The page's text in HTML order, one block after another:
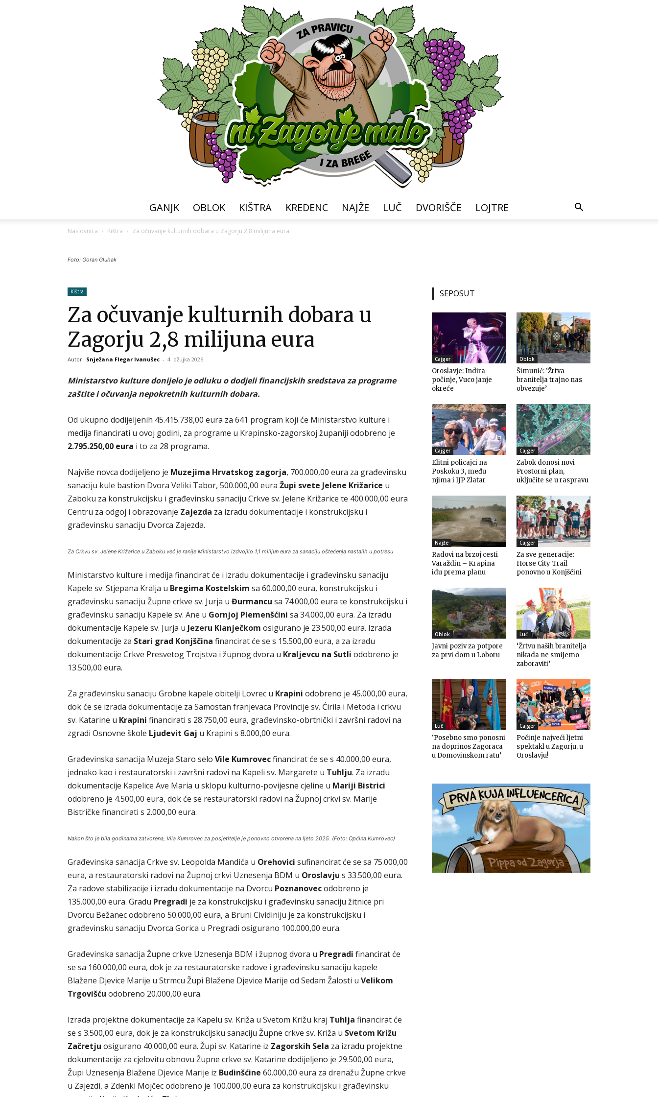
GANJK OBLOK KIŠTRA KREDENC NAJŽE LUČ DVORIŠČE LOJTRE
Naslovnica Kištra Za očuvanje kulturnih dobara u Zagorju 2,8 milijuna eura
Foto: Goran Gluhak
Kištra
Za očuvanje kulturnih dobara u
Zagorju 2,8 milijuna eura
Autor: Snježana Flegar Ivanušec - 4. ožujka 2026.
Ministarstvo kulture donijelo je odluku o dodjeli financijskih sredstava za programe
zaštite i očuvanja nepokretnih kulturnih dobara.
Od ukupno dodijeljenih 45.415.738,00 eura za 641 program koji će Ministarstvo kulture i
medija financirati u ovoj godini, za programe u Krapinsko-zagorskoj županiji odobreno je
2.795.250,00 eura i to za 28 programa.
Najviše novca dodijeljeno je Muzejima Hrvatskog zagorja, 700.000,00 eura za građevinsku
sanaciju kule bastion Dvora Veliki Tabor, 500.000,00 eura Župi svete Jelene Križarice u
Zaboku za konstrukcijsku i građevinsku sanaciju Crkve sv. Jelene Križarice te 400.000,00 eura
Centru za odgoj i obrazovanje Zajezda za izradu dokumentacije i konstrukcijsku i
građevinsku sanaciju Dvorca Zajezda.
Za Crkvu sv. Jelene Križarice u Zaboku već je ranije Ministarstvo izdvojilo 1,1 milijun eura za sanaciju oštećenja nastalih u potresu
Ministarstvo kulture i medija financirat će i izradu dokumentacije i građevinsku sanaciju
Kapele sv. Stjepana Kralja u Bregima Kostelskim sa 60.000,00 eura, konstrukcijsku i
građevinsku sanaciju Župne crkve sv. Jurja u Đurmancu sa 74.000,00 eura te konstrukcijsku i
građevinsku sanaciju Kapele sv. Ane u Gornjoj Plemenšćini sa 34.000,00 eura. Za izradu
dokumentacije Kapele sv. Jurja u Jezeru Klanječkom osigurano je 23.500,00 eura. Izrada
dokumentacije za Stari grad Konjščina financirat će se s 15.500,00 eura, a za izradu
dokumentacije Crkve Presvetog Trojstva i župnog dvora u Kraljevcu na Sutli odobreno je
13.500,00 eura.
Za građevinsku sanaciju Grobne kapele obitelji Lovrec u Krapini odobreno je 45.000,00 eura,
dok će se izrada dokumentacije za Samostan franjevaca Provincije sv. Ćirila i Metoda i crkvu
sv. Katarine u Krapini financirati s 28.750,00 eura, građevinsko-obrtnički i završni radovi na
zgradi Osnovne škole Ljudevit Gaj u Krapini s 8.000,00 eura.
Građevinska sanacija Muzeja Staro selo Vile Kumrovecfinancirat će se s 40.000,00 eura,
jednako kao i restauratorski i završni radovi na Kapeli sv. Margarete u Tuhlju. Za izradu
dokumentacije Kapelice Ave Maria u sklopu kulturno-povijesne cjeline u Mariji Bistrici
odobreno je 4.500,00 eura, dok će se restauratorski radovi na Župnoj crkvi sv. Marije
Bistričke financirati s 2.000,00 eura.
Nakon što je bila godinama zatvorena, Vila Kumrovec za posjetitelje je ponovno otvorena na ljeto 2025. (Foto: Općina Kumrovec)
Građevinska sanacija Crkve sv. Leopolda Mandića u Orehovici sufinancirat će se sa 75.000,00
eura, a restauratorski radovi na Župnoj crkvi Uznesenja BDM u Oroslavju s 33.500,00 eura.
Za radove stabilizacije i izradu dokumentacije na Dvorcu Poznanovecodobreno je
135.000,00 eura. Gradu Pregradi je za konstrukcijsku i građevinsku sanaciju žitnice pri
Dvorcu Bežanec odobreno 50.000,00 eura, a Bruni Cividiniju je za konstrukcijsku i
građevinsku sanaciju Dvorca Gorica u Pregradi osigurano 100.000,00 eura.
Građevinska sanacija Župne crkve Uznesenja BDM i župnog dvora u Pregradi financirat će
se sa 160.000,00 eura, dok je za restauratorske radove i građevinsku sanaciju kapele
Blažene Djevice Marije u Strmcu Župi Blažene Djevice Marije od Sedam Žalosti u Velikom
Trgovišću odobreno 20.000,00 eura.
Izrada projektne dokumentacije za Kapelu sv. Križa u Svetom Križu kraj Tuhlja financirat će
se s 3.500,00 eura, dok je za konstrukcijsku sanaciju Župne crkve sv. Križa u Svetom Križu
Začretju osigurano 40.000,00 eura. Župi sv. Katarine iz Zagorskih Sela za izradu projektne
dokumentacije za cjelovitu obnovu Župne crkve sv. Katarine dodijeljeno je 29.500,00 eura,
Župi Uznesenja Blažene Djevice Marije iz Budinšćine 60.000,00 eura za drenažu Župne crkve
u Zajezdi, a Zdenki Mojčec odobreno je 100.000,00 eura za konstrukcijsku i građevinsku
SEPOSUT
Cajger
Oroslavje: Indira
počinje, Vuco janje
okreće
Oblok
Šimunić: ‘Žrtva
branitelja trajno nas
obvezuje’
Cajger
Elitni policajci na
Poskoku 3, među
njima i IJP Zlatar
Cajger
Zabok donosi novi
Prostorni plan,
uključite se u raspravu
Najže
Radovi na brzoj cesti
Varaždin – Krapina
idu prema planu
Cajger
Za sve generacije:
Horse City Trail
ponovno u Konjščini
Oblok
Javni poziv za potpore
za prvi dom u Loboru
Luč
‘Žrtvu naših branitelja
nikada ne smijemo
zaboraviti’
Luč
‘Posebno smo ponosni
na doprinos Zagoraca
u Domovinskom ratu’
Cajger
Počinje najveći ljetni
spektakl u Zagorju, u
Oroslavju!